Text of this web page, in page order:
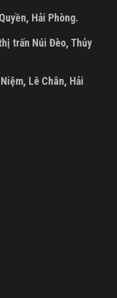
Hải Phòng.
trấn Núi Đèo, Thủy
Lê Chân, Hải